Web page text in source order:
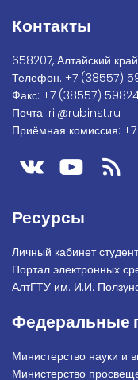
Контакты
658207, Алтайский
Телефон: +7 (38557)
Факс: +7 (38557)
Почта: rii@rubinst.ru
Приёмная комиссия:
Ресурсы
Личный кабинет
Портал электронных
АлтГТУ им. И.И.
Федеральные
Министерство науки и
Министерство